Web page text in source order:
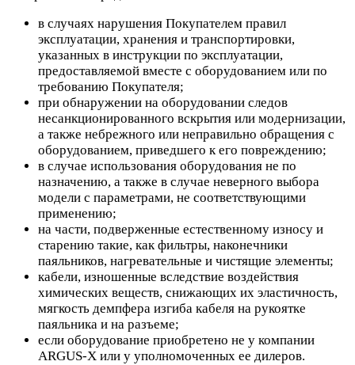
в случаях нарушения Покупателем правил
эксплуатации, хранения и транспортировки,
указанных в инструкции по эксплуатации,
предоставляемой вместе с оборудованием или по
требованию Покупателя;
при обнаружении на оборудовании следов
несанкционированного вскрытия или модернизации,
а также небрежного или неправильно обращения с
оборудованием, приведшего к его повреждению;
в случае использования оборудования не по
назначению, а также в случае неверного выбора
модели с параметрами, не соответствующими
применению;
на части, подверженные естественному износу и
старению такие, как фильтры, наконечники
паяльников, нагревательные и чистящие элементы;
кабели, изношенные вследствие воздействия
химических веществ, снижающих их эластичность,
мягкость демпфера изгиба кабеля на рукоятке
паяльника и на разъеме;
если оборудование приобретено не у компании
ARGUS-X или у уполномоченных ее дилеров.